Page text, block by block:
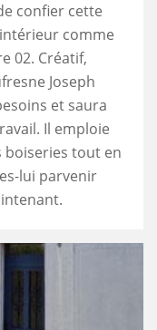
confier cette
comme
02. Créatif,
Joseph
et saura
Il emploie
tout en
lui parvenir